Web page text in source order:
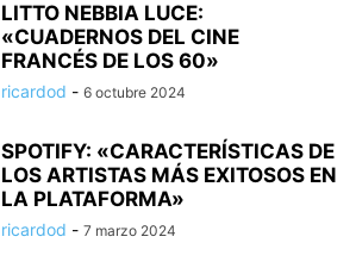
LITTO NEBBIA LUCE:
«CUADERNOS DEL CINE
FRANCÉS DE LOS 60»
ricardod - 6 octubre 2024
SPOTIFY: «CARACTERÍSTICAS DE
LOS ARTISTAS MÁS EXITOSOS EN
LA PLATAFORMA»
ricardod - 7 marzo 2024